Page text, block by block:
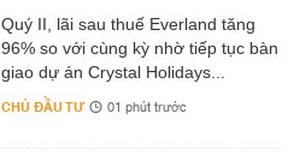
Quý II, lãi sau thuế Everland tăng
96% so với cùng kỳ nhờ tiếp tục bàn
giao dự án Crystal Holidays...
CHỦ ĐẦU TƯ 01 phút trước